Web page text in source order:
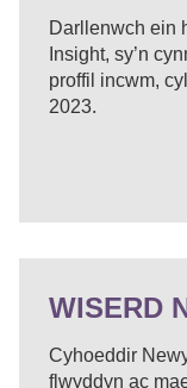
Darllenwch ein
Insight, sy’n
proffil incwm,
2023.
WISERD
Cyhoeddir
flwyddyn ac